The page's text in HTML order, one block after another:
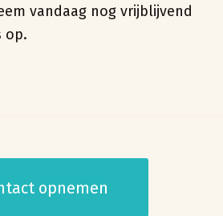
vandaag nog vrijblijvend
op.
opnemen